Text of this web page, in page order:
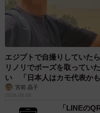
エジプトで自撮りしていた
リノリでポーズを取って
い 「日本人はカモ代表かも
宮前 晶子
2026.08.06
「LINEの